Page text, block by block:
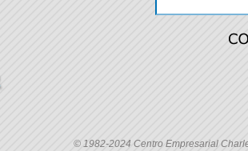
© 1982-2024 Centro Empresarial